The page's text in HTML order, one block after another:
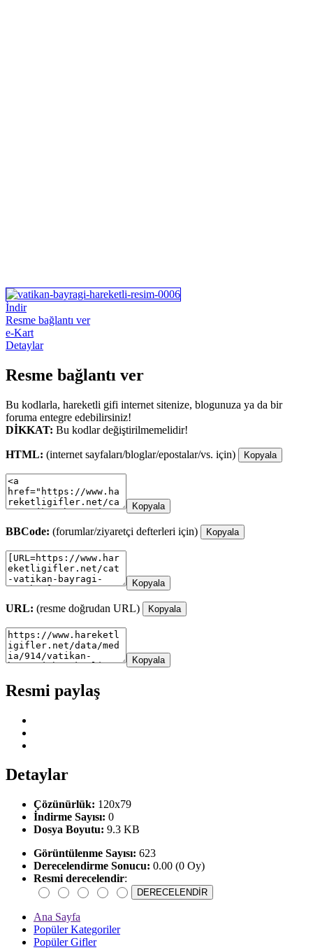
İndir
Resme bağlantı ver
e-Kart
Detaylar
Resme bağlantı ver
Bu kodlarla, hareketli gifi internet sitenize, blogunuza ya da bir
foruma entegre edebilirsiniz!
DİKKAT: Bu kodlar değiştirilmemelidir!
HTML: (internet sayfaları/bloglar/epostalar/vs. için) Kopyala
Kopyala
BBCode: (forumlar/ziyaretçi defterleri için) Kopyala
Kopyala
URL: (resme doğrudan URL) Kopyala
Kopyala
Resmi paylaş
Detaylar
Çözünürlük: 120x79
İndirme Sayısı: 0
Dosya Boyutu: 9.3 KB
Görüntülenme Sayısı: 623
Derecelendirme Sonucu: 0.00 (0 Oy)
Resmi derecelendir:
Ana Sayfa
Popüler Kategoriler
Popüler Gifler